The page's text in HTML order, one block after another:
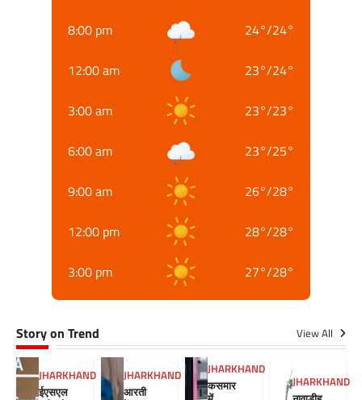
8:00 pm 24°/24°
12:00 am 23°/24°
3:00 am 23°/23°
6:00 am 23°/25°
9:00 am 26°/28°
12:00 pm 28°/28°
3:00 pm 27°/28°
Story on Trend View All
JHARKHAND
ईएसएल
JHARKHAND
आरती
JHARKHAND
कसमार
JHARKHAND